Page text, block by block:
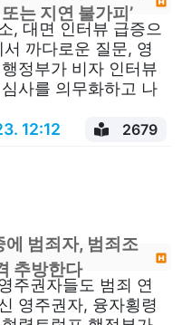
는 지연 불가피’
, 대면 인터뷰 급증으
까다로운 질문, 영
정부가 비자 인터뷰
사를 의무화하고 나
12:12 2679
범죄자, 범죄조
추방한다
주권자들도 범죄 연
영주권자, 융자횡령